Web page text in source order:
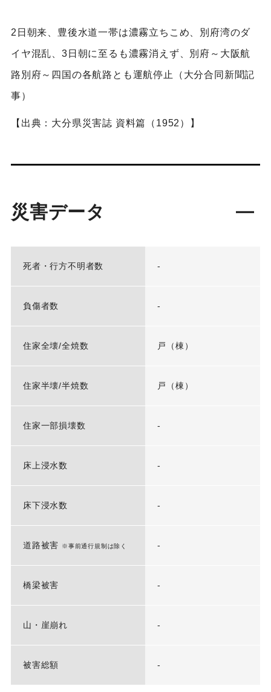
2日朝来、豊後水道一帯は濃霧立ちこめ、別府湾のダ
イヤ混乱、3日朝に至るも濃霧消えず、別府～大阪航
路別府～四国の各航路とも運航停止（大分合同新聞記
事）
【出典：大分県災害誌 資料篇（1952）】
災害データ
死者・行方不明者数 -
負傷者数 -
住家全壊/全焼数 戸（棟）
住家半壊/半焼数 戸（棟）
住家一部損壊数 -
床上浸水数 -
床下浸水数 -
道路被害 ※事前通行規制は除く -
橋梁被害 -
山・崖崩れ -
被害総額 -